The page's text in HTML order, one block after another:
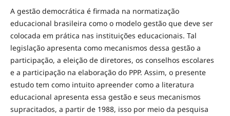
A gestão democrática é firmada na normatização
educacional brasileira como o modelo gestão que deve ser
colocada em prática nas instituições educacionais. Tal
legislação apresenta como mecanismos dessa gestão a
participação, a eleição de diretores, os conselhos escolares
e a participação na elaboração do PPP. Assim, o presente
estudo tem como intuito apreender como a literatura
educacional apresenta essa gestão e seus mecanismos
supracitados, a partir de 1988, isso por meio da pesquisa